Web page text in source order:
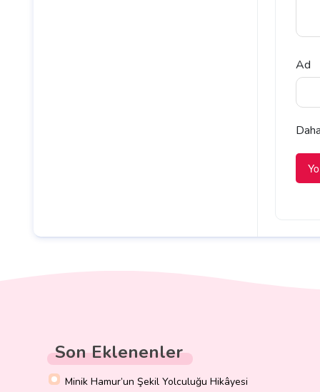
Ad
Son Eklenenler
Minik Hamur’un Şekil Yolculuğu Hikâyesi